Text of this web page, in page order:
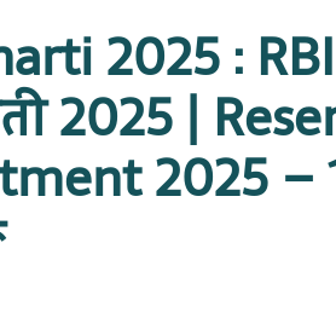
2025 :
2025 |
2025 –